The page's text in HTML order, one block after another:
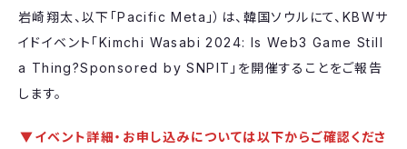
岩崎翔太、以下「Pacific Meta」）は、韓国ソウルにて、KBWサ
イドイベント「Kimchi Wasabi 2024: Is Web3 Game Still
a Thing?Sponsored by SNPIT」を開催することをご報告
します。
▼イベント詳細・お申し込みについては以下からご確認くださ